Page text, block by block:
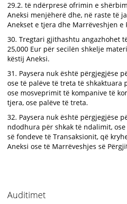
29.2. të ndërpresë ofrimin e
Aneksi menjëherë dhe, në raste të
Anekset e tjera dhe Marrëveshjen
30. Tregtari gjithashtu angazhohet
25,000 Eur për secilën shkelje
këstij Aneksi.
31. Paysera nuk është përgjegjëse
ose të palëve të treta të shkaktuara
ose mosveprimit të kompanive të
tjera, ose palëve të treta.
32. Paysera nuk është përgjegjëse
ndodhura për shkak të ndalimit,
së fondeve të Transaksionit, që
Aneksi ose të Marrëveshjes së
Auditimet